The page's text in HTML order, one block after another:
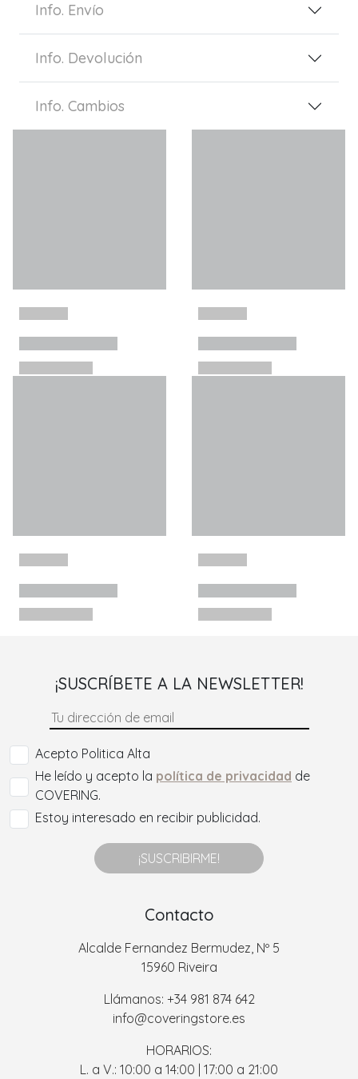
Info. Envío
Info. Devolución
Info. Cambios
¡SUSCRÍBETE A LA NEWSLETTER!
Acepto Politica Alta
He leído y acepto la política de privacidad de
COVERING.
Estoy interesado en recibir publicidad.
¡SUSCRIBIRME!
Contacto
Alcalde Fernandez Bermudez, Nº 5
15960 Riveira
Llámanos: +34 981 874 642
info@coveringstore.es
HORARIOS:
L. a V.: 10:00 a 14:00 | 17:00 a 21:00